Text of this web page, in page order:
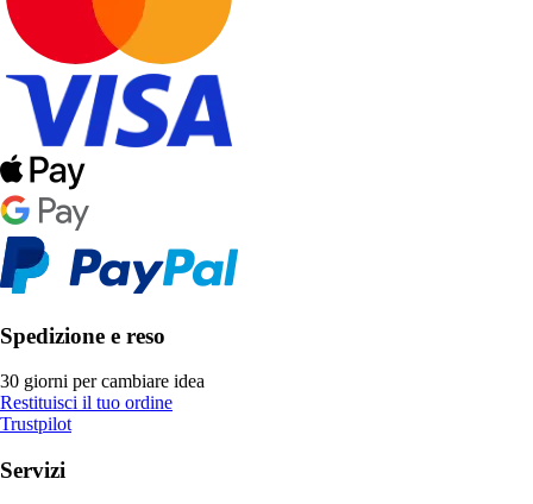
Spedizione e reso
30 giorni per cambiare idea
Restituisci il tuo ordine
Trustpilot
Servizi